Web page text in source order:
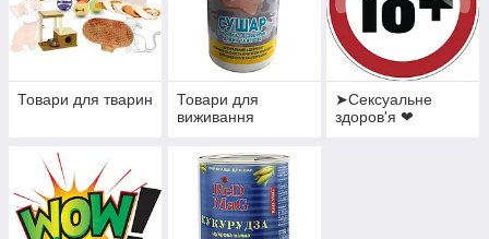
Товари для тварин
Товари для
виживання
➤Сексуальне
здоров'я ❤